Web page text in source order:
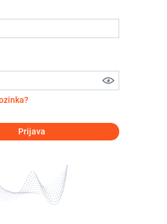
Prijava